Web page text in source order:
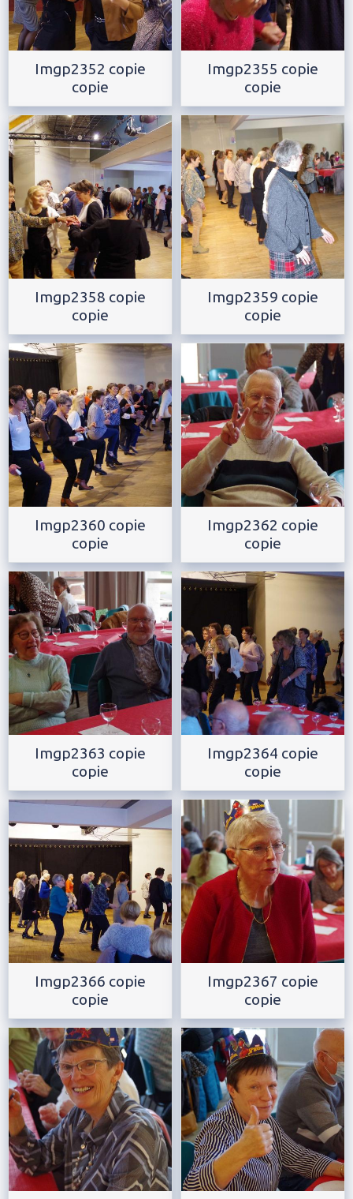
Imgp2352 copie
copie
Imgp2355 copie
copie
Imgp2358 copie
copie
Imgp2359 copie
copie
Imgp2360 copie
copie
Imgp2362 copie
copie
Imgp2363 copie
copie
Imgp2364 copie
copie
Imgp2366 copie
copie
Imgp2367 copie
copie